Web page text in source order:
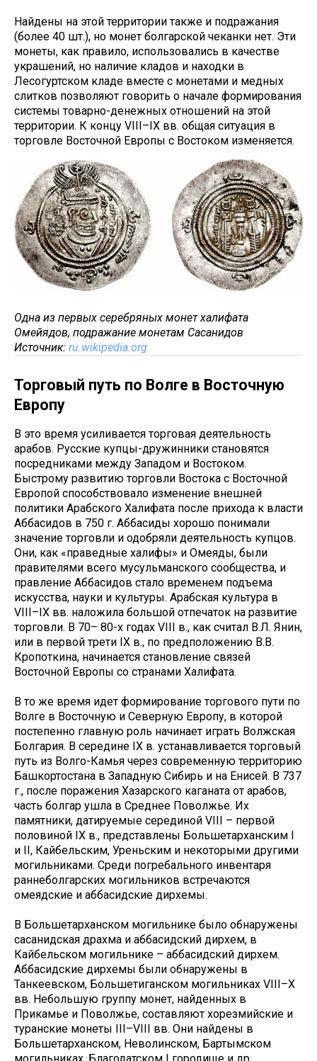
Найдены на этой территории также и подражания
(более 40 шт.), но монет болгарской чеканки нет. Эти
монеты, как правило, использовались в качестве
украшений, но наличие кладов и находки в
Лесогуртском кладе вместе с монетами и медных
слитков позволяют говорить о начале формирования
системы товарно-денежных отношений на этой
территории. К концу VIII–IX вв. общая ситуация в
торговле Восточной Европы с Востоком изменяется.
Одна из первых серебряных монет халифата
Омейядов, подражание монетам Сасанидов
Источник: ru.wikipedia.org
Торговый путь по Волге в Восточную
Европу
В это время усиливается торговая деятельность
арабов. Русские купцы-дружинники становятся
посредниками между Западом и Востоком.
Быстрому развитию торговли Востока с Восточной
Европой способствовало изменение внешней
политики Арабского Халифата после прихода к власти
Аббасидов в 750 г. Аббасиды хорошо понимали
значение торговли и одобряли деятельность купцов.
Они, как «праведные халифы» и Омеяды, были
правителями всего мусульманского сообщества, и
правление Аббасидов стало временем подъема
искусства, науки и культуры. Арабская культура в
VIII–IX вв. наложила большой отпечаток на развитие
торговли. В 70– 80-х годах VIII в., как считал В.Л. Янин,
или в первой трети IX в., по предположению В.В.
Кропоткина, начинается становление связей
Восточной Европы со странами Халифата.
В то же время идет формирование торгового пути по
Волге в Восточную и Северную Европу, в которой
постепенно главную роль начинает играть Волжская
Болгария. В середине IX в. устанавливается торговый
путь из Волго-Камья через современную территорию
Башкортостана в Западную Сибирь и на Енисей. В 737
г., после поражения Хазарского каганата от арабов,
часть болгар ушла в Среднее Поволжье. Их
памятники, датируемые серединой VIII – первой
половиной IX в., представлены Большетарханским I
и II, Кайбельским, Уреньским и некоторыми другими
могильниками. Среди погребального инвентаря
раннеболгарских могильников встречаются
омеядские и аббасидские дирхемы.
В Большетарханском могильнике было обнаружены
сасанидская драхма и аббасидский дирхем, в
Кайбельском могильнике – аббасидский дирхем.
Аббасидские дирхемы были обнаружены в
Танкеевском, Большетиганском могильниках VIII–X
вв. Небольшую группу монет, найденных в
Прикамье и Поволжье, составляют хорезмийские и
туранские монеты III–VIII вв. Они найдены в
Большетарханском, Неволинском, Бартымском